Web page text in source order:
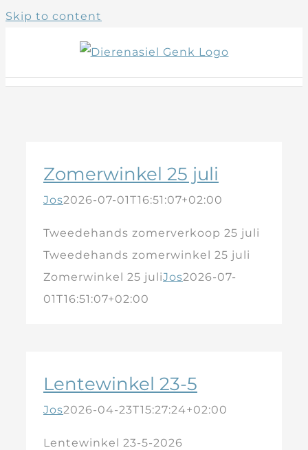
Skip to content
Zomerwinkel 25 juli
Jos2026-07-01T16:51:07+02:00
Tweedehands zomerverkoop 25 juli
Tweedehands zomerwinkel 25 juli
Zomerwinkel 25 juliJos2026-07-
01T16:51:07+02:00
Lentewinkel 23-5
Jos2026-04-23T15:27:24+02:00
Lentewinkel 23-5-2026